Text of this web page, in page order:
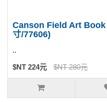
Canson Field Art Book
寸/77606)
..
$NT 224元 $NT 280元